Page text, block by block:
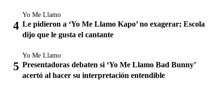
Yo Me Llamo
Le pidieron a ‘Yo Me Llamo Kapo’ no exagerar; Escola
dijo que le gusta el cantante
Yo Me Llamo
Presentadoras debaten si ‘Yo Me Llamo Bad Bunny’
acertó al hacer su interpretación entendible